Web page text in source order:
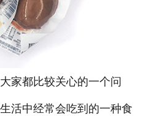
都比较关心的一个问
活中经常会吃到的一种食